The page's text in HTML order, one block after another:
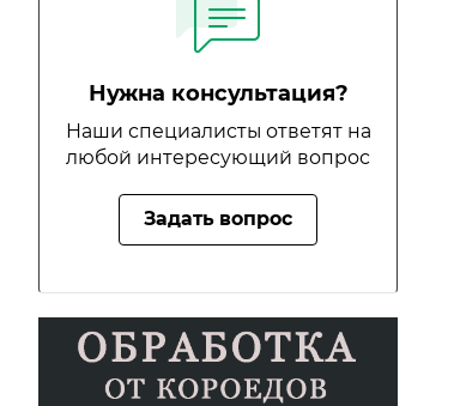
Нужна консультация?
Наши специалисты ответят на
любой интересующий вопрос
Задать вопрос